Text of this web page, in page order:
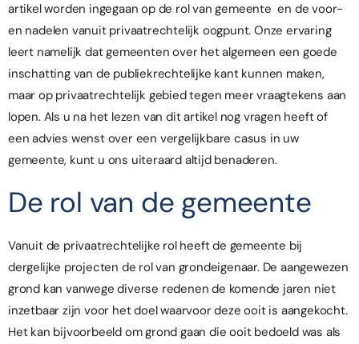
artikel worden ingegaan op de rol van gemeente en de voor-
en nadelen vanuit privaatrechtelijk oogpunt. Onze ervaring
leert namelijk dat gemeenten over het algemeen een goede
inschatting van de publiekrechtelijke kant kunnen maken,
maar op privaatrechtelijk gebied tegen meer vraagtekens aan
lopen. Als u na het lezen van dit artikel nog vragen heeft of
een advies wenst over een vergelijkbare casus in uw
gemeente, kunt u ons uiteraard altijd benaderen.
De rol van de gemeente
Vanuit de privaatrechtelijke rol heeft de gemeente bij
dergelijke projecten de rol van grondeigenaar. De aangewezen
grond kan vanwege diverse redenen de komende jaren niet
inzetbaar zijn voor het doel waarvoor deze ooit is aangekocht.
Het kan bijvoorbeeld om grond gaan die ooit bedoeld was als